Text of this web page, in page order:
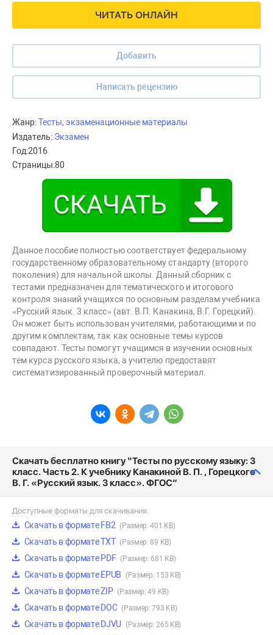
ЧИТАТЬ ОНЛАЙН
Добавить
Написать рецензию
Жанр:Тесты, экзаменационные материалы
Издатель: Экзамен
Год:2016
Страницы:80
Данное пособие полностью соответствует федеральному
государственному образовательному стандарту (второго
поколения) для начальной школы. Данный сборник с
тестами предназначен для тематического и итогового
контроля знаний учащихся по основным разделам учебника
«Русский язык. 3 класс» (авт. В.П. Канакина, В.Г. Горецкий).
Он может быть использован учителями, работающими и по
другим комплектам, так как основные темы курсов
совпадают. Тесты помогут учащимся в изучении основных
тем курса русского языка, а учителю предоставят
систематизированный проверочный материал.
Скачать бесплатно книгу “Тесты по русскому языку: 3
класс. Часть 2. К учебнику Канакиной В. П. , Горецкого
В. Г. «Русский язык. 3 класс». ФГОС”
Доступные форматы для скачивания:
Скачать в формате FB2 (Размер: 401 KB)
Скачать в формате TXT (Размер: 89 KB)
Скачать в формате PDF (Размер: 681 KB)
Скачать в формате EPUB (Размер: 153 KB)
Скачать в формате ZIP (Размер: 49 KB)
Скачать в формате DOC (Размер: 793 KB)
Скачать в формате DJVU (Размер: 265 KB)